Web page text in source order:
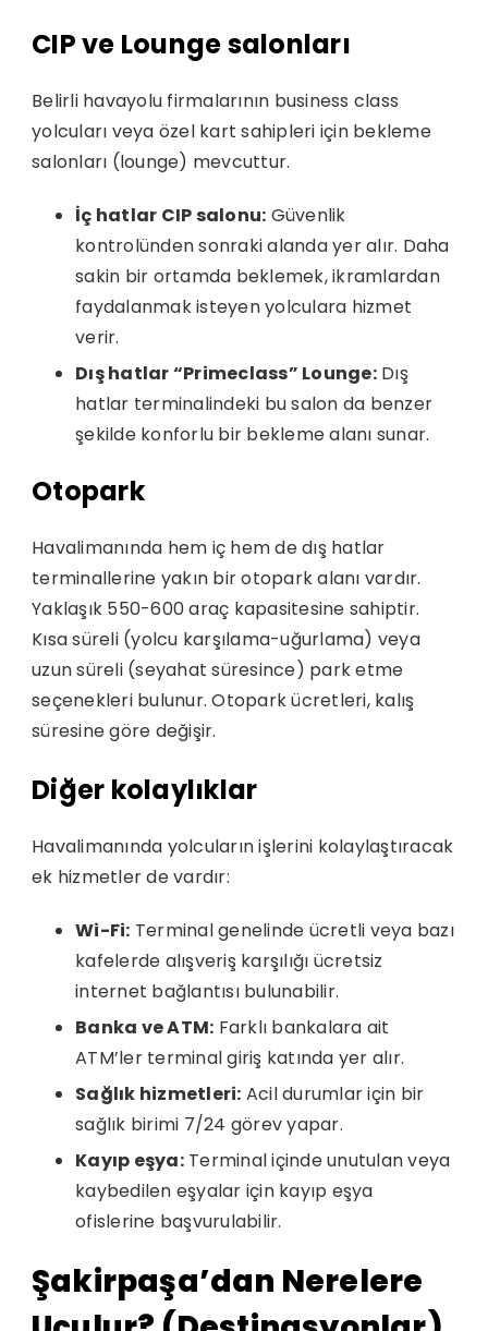
CIP ve Lounge salonları
Belirli havayolu firmalarının business class
yolcuları veya özel kart sahipleri için bekleme
salonları (lounge) mevcuttur.
İç hatlar CIP salonu: Güvenlik
kontrolünden sonraki alanda yer alır. Daha
sakin bir ortamda beklemek, ikramlardan
faydalanmak isteyen yolculara hizmet
verir.
Dış hatlar “Primeclass” Lounge:Dış
hatlar terminalindeki bu salon da benzer
şekilde konforlu bir bekleme alanı sunar.
Otopark
Havalimanında hem iç hem de dış hatlar
terminallerine yakın bir otopark alanı vardır.
Yaklaşık 550-600 araç kapasitesine sahiptir.
Kısa süreli (yolcu karşılama-uğurlama) veya
uzun süreli (seyahat süresince) park etme
seçenekleri bulunur. Otopark ücretleri, kalış
süresine göre değişir.
Diğer kolaylıklar
Havalimanında yolcuların işlerini kolaylaştıracak
ek hizmetler de vardır:
Wi-Fi: Terminal genelinde ücretli veya bazı
kafelerde alışveriş karşılığı ücretsiz
internet bağlantısı bulunabilir.
Banka ve ATM: Farklı bankalara ait
ATM’ler terminal giriş katında yer alır.
Sağlık hizmetleri: Acil durumlar için bir
sağlık birimi 7/24 görev yapar.
Kayıp eşya:Terminal içinde unutulan veya
kaybedilen eşyalar için kayıp eşya
ofislerine başvurulabilir.
Şakirpaşa’dan Nerelere